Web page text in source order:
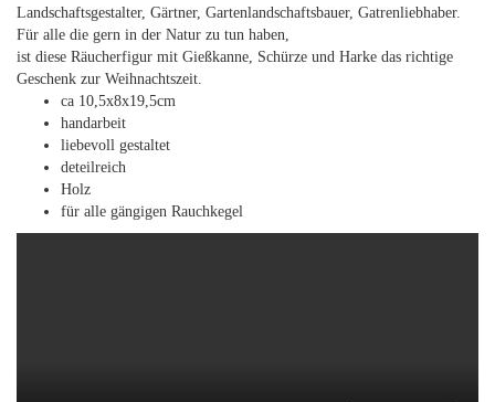
Landschaftsgestalter, Gärtner, Gartenlandschaftsbauer, Gatrenliebhaber.
Für alle die gern in der Natur zu tun haben,
ist diese Räucherfigur mit Gießkanne, Schürze und Harke das richtige
Geschenk zur Weihnachtszeit.
ca 10,5x8x19,5cm
handarbeit
liebevoll gestaltet
deteilreich
Holz
für alle gängigen Rauchkegel